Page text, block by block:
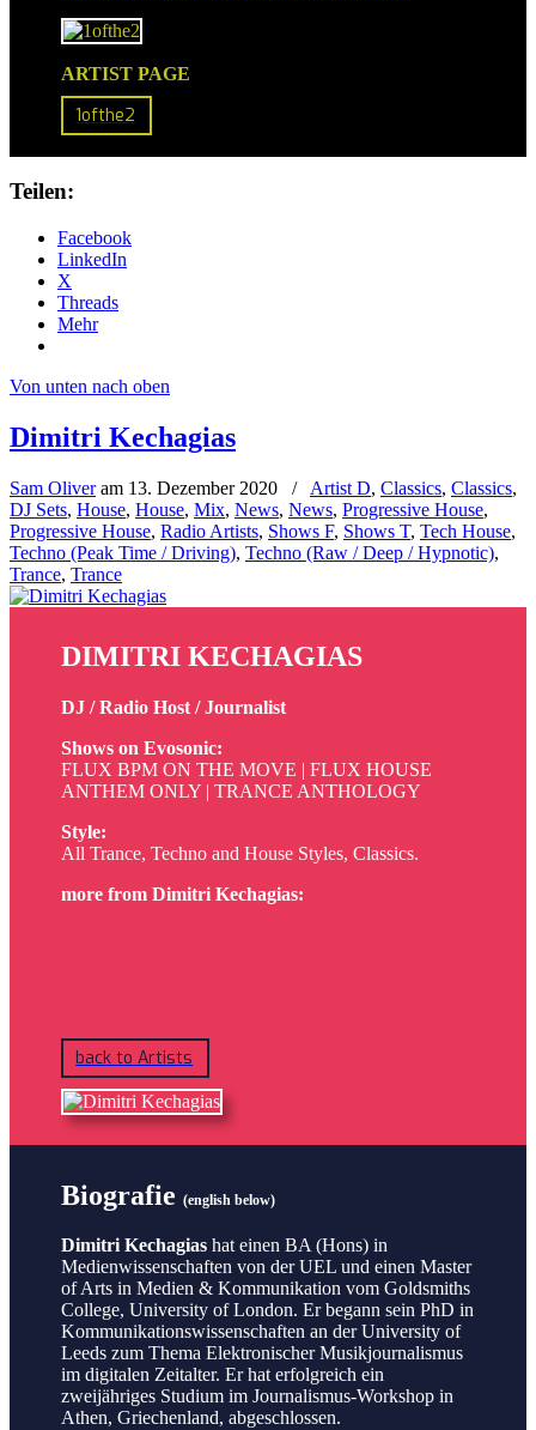
ARTIST PAGE
1ofthe2
Teilen:
Facebook
LinkedIn
X
Threads
Mehr
Von unten nach oben
Dimitri Kechagias
Sam Oliveram 13. Dezember 2020 / Artist D, Classics, Classics,
DJ Sets, House, House, Mix, News, News, Progressive House,
Progressive House, Radio Artists, Shows F, Shows T, Tech House,
Techno (Peak Time / Driving), Techno (Raw / Deep / Hypnotic),
Trance, Trance
DIMITRI KECHAGIAS
DJ / Radio Host / Journalist
Shows on Evosonic:
FLUX BPM ON THE MOVE | FLUX HOUSE
ANTHEM ONLY | TRANCE ANTHOLOGY
Style:
All Trance, Techno and House Styles, Classics.
more from Dimitri Kechagias:
back to Artists
Biografie(english below)
Dimitri Kechagias hat einen BA (Hons) in
Medienwissenschaften von der UEL und einen Master
of Arts in Medien & Kommunikation vom Goldsmiths
College, University of London. Er begann sein PhD in
Kommunikationswissenschaften an der University of
Leeds zum Thema Elektronischer Musikjournalismus
im digitalen Zeitalter. Er hat erfolgreich ein
zweijähriges Studium im Journalismus-Workshop in
Athen, Griechenland, abgeschlossen.